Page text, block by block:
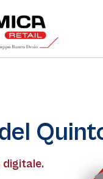
digitale.